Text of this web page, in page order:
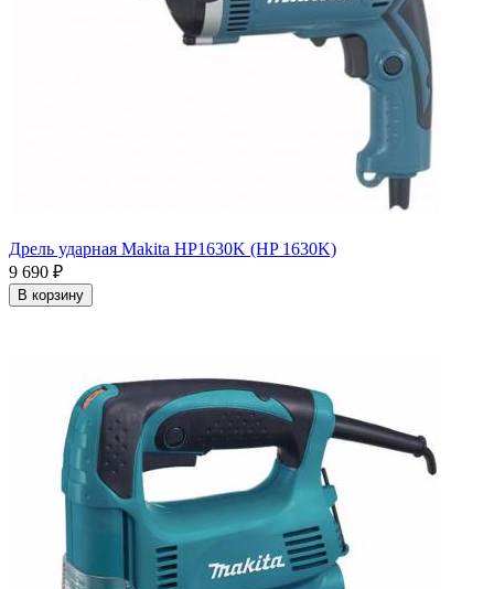
Дрель ударная Makita HP1630K (HP 1630K)
9 690 ₽
В корзину